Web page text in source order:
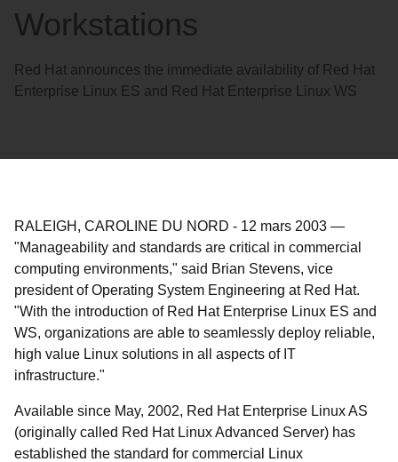
Workstations
Red Hat announces the immediate availability of Red Hat
Enterprise Linux ES and Red Hat Enterprise Linux WS
RALEIGH, CAROLINE DU NORD - 12 mars 2003 —
"Manageability and standards are critical in commercial
computing environments," said Brian Stevens, vice
president of Operating System Engineering at Red Hat.
"With the introduction of Red Hat Enterprise Linux ES and
WS, organizations are able to seamlessly deploy reliable,
high value Linux solutions in all aspects of IT
infrastructure."
Available since May, 2002, Red Hat Enterprise Linux AS
(originally called Red Hat Linux Advanced Server) has
established the standard for commercial Linux